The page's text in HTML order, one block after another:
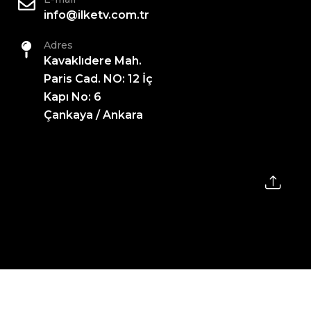
info@ilketv.com.tr
Adres
Kavaklıdere Mah.
Paris Cad. NO: 12 İç
Kapı No: 6
Çankaya / Ankara